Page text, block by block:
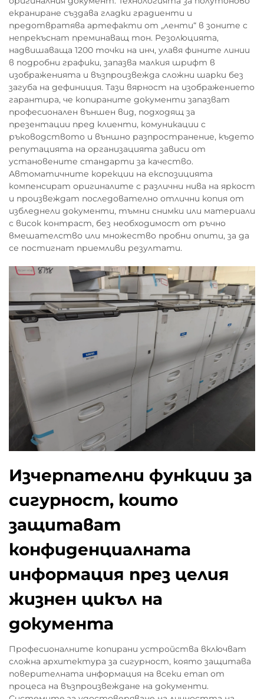
екраниране създава гладки градиенти и
предотвратява артефакти от „ленти“ в зоните с
непрекъснат преминаващ тон. Резолюцията,
надвишаваща 1200 точки на инч, улавя фините линии
в подробни графики, запазва малкия шрифт в
изображенията и възпроизвежда сложни шарки без
загуба на дефиниция. Тази вярност на изображението
гарантира, че копираните документи запазват
професионален външен вид, подходящ за
презентации пред клиенти, комуникации с
ръководството и външно разпространение, където
репутацията на организацията зависи от
установените стандарти за качество.
Автоматичните корекции на експозицията
компенсират оригиналите с различни нива на яркост
и произвеждат последователно отлични копия от
избледнели документи, тъмни снимки или материали
с висок контраст, без необходимост от ръчно
вмешателство или множество пробни опити, за да
се постигнат приемливи резултати.
Изчерпателни функции за
сигурност, които
защитават
конфиденциалната
информация през целия
жизнен цикъл на
документа
Професионалните копирани устройства включват
сложна архитектура за сигурност, която защитава
поверителната информация на всеки етап от
процеса на възпроизвеждане на документи.